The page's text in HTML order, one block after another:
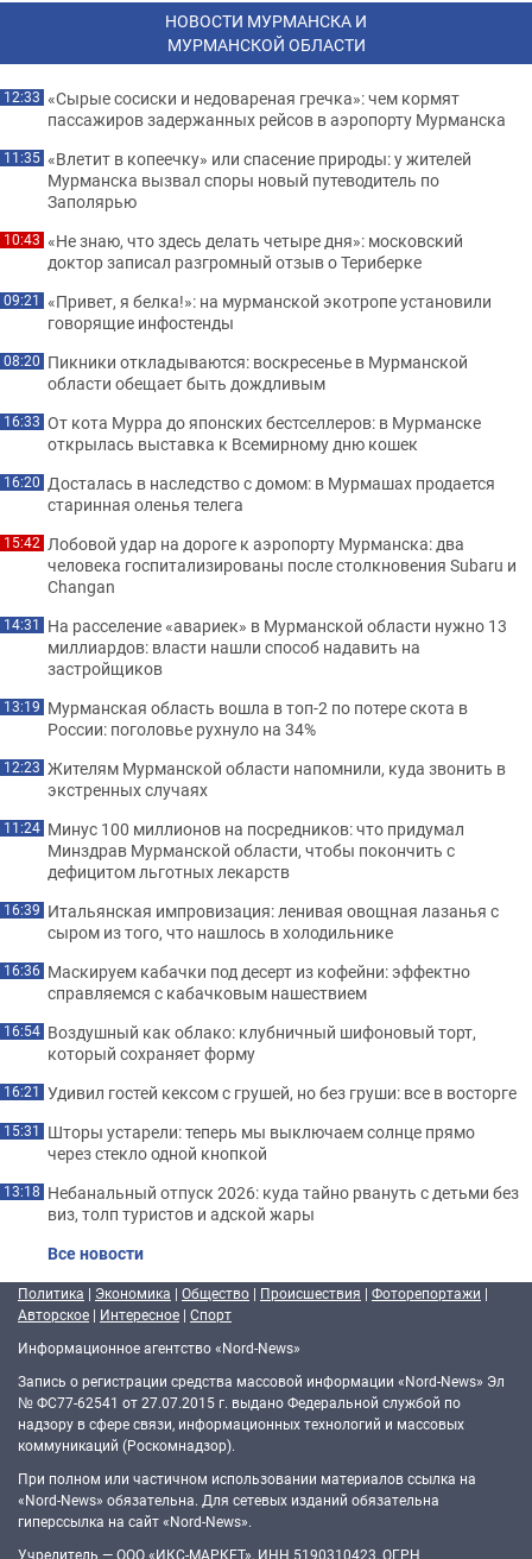
НОВОСТИ МУРМАНСКА И
МУРМАНСКОЙ ОБЛАСТИ
12:33 «Сырые сосиски и недовареная гречка»: чем кормят
пассажиров задержанных рейсов в аэропорту Мурманска
11:35 «Влетит в копеечку» или спасение природы: у жителей
Мурманска вызвал споры новый путеводитель по
Заполярью
10:43 «Не знаю, что здесь делать четыре дня»: московский
доктор записал разгромный отзыв о Териберке
09:21 «Привет, я белка!»: на мурманской экотропе установили
говорящие инфостенды
08:20 Пикники откладываются: воскресенье в Мурманской
области обещает быть дождливым
16:33 От кота Мурра до японских бестселлеров: в Мурманске
открылась выставка к Всемирному дню кошек
16:20 Досталась в наследство с домом: в Мурмашах продается
старинная оленья телега
15:42 Лобовой удар на дороге к аэропорту Мурманска: два
человека госпитализированы после столкновения Subaru и
Changan
14:31 На расселение «авариек» в Мурманской области нужно 13
миллиардов: власти нашли способ надавить на
застройщиков
13:19 Мурманская область вошла в топ-2 по потере скота в
России: поголовье рухнуло на 34%
12:23 Жителям Мурманской области напомнили, куда звонить в
экстренных случаях
11:24 Минус 100 миллионов на посредников: что придумал
Минздрав Мурманской области, чтобы покончить с
дефицитом льготных лекарств
16:39 Итальянская импровизация: ленивая овощная лазанья с
сыром из того, что нашлось в холодильнике
16:36 Маскируем кабачки под десерт из кофейни: эффектно
справляемся с кабачковым нашествием
16:54 Воздушный как облако: клубничный шифоновый торт,
который сохраняет форму
16:21 Удивил гостей кексом с грушей, но без груши: все в восторге
15:31 Шторы устарели: теперь мы выключаем солнце прямо
через стекло одной кнопкой
13:18 Небанальный отпуск 2026: куда тайно рвануть с детьми без
виз, толп туристов и адской жары
Все новости
Политика | Экономика | Общество | Происшествия | Фоторепортажи |
Авторское | Интересное | Спорт
Информационное агентство «Nord-News»
Запись о регистрации средства массовой информации «Nord-News» Эл
№ ФС77-62541 от 27.07.2015 г. выдано Федеральной службой по
надзору в сфере связи, информационных технологий и массовых
коммуникаций (Роскомнадзор).
При полном или частичном использовании материалов ссылка на
«Nord-News» обязательна. Для сетевых изданий обязательна
гиперссылка на сайт «Nord-News».
Учредитель — ООО «ИКС-МАРКЕТ», ИНН 5190310423, ОГРН